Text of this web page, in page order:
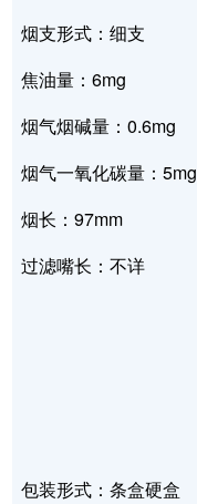
烟支形式：细支
焦油量：6mg
烟气烟碱量：0.6mg
烟气一氧化碳量：5mg
烟长：97mm
过滤嘴长：不详
包装形式：条盒硬盒